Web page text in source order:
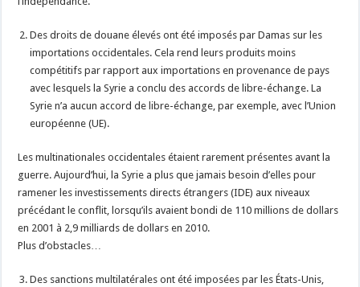
Des droits de douane élevés ont été imposés par Damas sur les
importations occidentales. Cela rend leurs produits moins
compétitifs par rapport aux importations en provenance de pays
avec lesquels la Syrie a conclu des accords de libre-échange. La
Syrie n’a aucun accord de libre-échange, par exemple, avec l’Union
européenne (UE).
Les multinationales occidentales étaient rarement présentes avant la
guerre. Aujourd’hui, la Syrie a plus que jamais besoin d’elles pour
ramener les investissements directs étrangers (IDE) aux niveaux
précédant le conflit, lorsqu’ils avaient bondi de 110 millions de dollars
en 2001 à 2,9 milliards de dollars en 2010.
Plus d’obstacles…
Des sanctions multilatérales ont été imposées par les États-Unis,